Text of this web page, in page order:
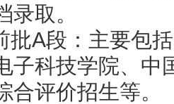
取。
批A段：主要包
子科技学院、中
合评价招生等。